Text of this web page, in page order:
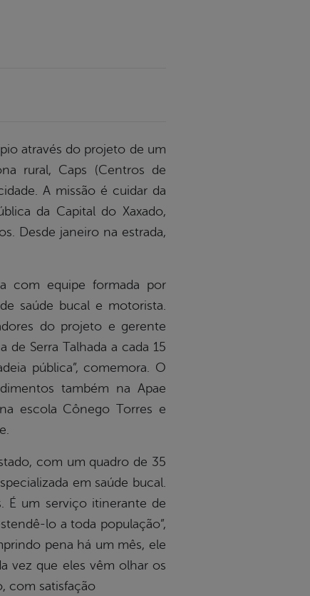
através do projeto de um
rural, Caps (Centros de
A missão é cuidar da
da Capital do Xaxado,
Desde janeiro na estrada,
com equipe formada por
saúde bucal e motorista.
do projeto e gerente
Serra Talhada a cada 15
pública”, comemora. O
também na Apae
escola Cônego Torres e
com um quadro de 35
em saúde bucal.
É um serviço itinerante de
lo a toda população”,
pena há um mês, ele
vez que eles vêm olhar os
com satisfação